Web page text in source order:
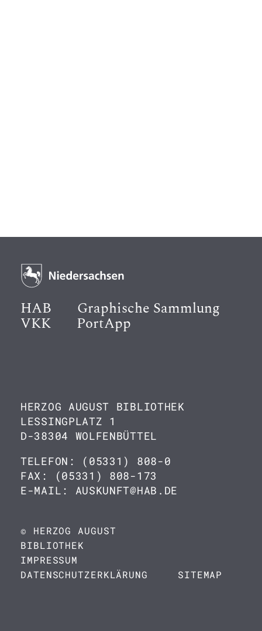
HAB Graphische Sammlung
VKK PortApp
HERZOG AUGUST BIBLIOTHEK
LESSINGPLATZ 1
D-38304 WOLFENBÜTTEL
TELEFON: (05331) 808-0
FAX: (05331) 808-173
E-MAIL: AUSKUNFT@HAB.DE
© HERZOG AUGUST
BIBLIOTHEK
IMPRESSUM
DATENSCHUTZERKLÄRUNG
SITEMAP